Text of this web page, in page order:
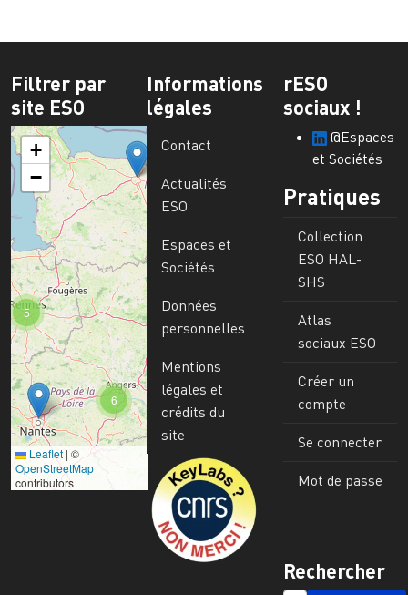
Filtrer par
site ESO
6
5
+
−
Leaflet | ©
OpenStreetMap
contributors
Informations
légales
Contact
Actualités
ESO
Espaces et
Sociétés
Données
personnelles
Mentions
légales et
crédits du
site
Image
rESO
sociaux !
@Espaces
et Sociétés
Pratiques
Collection
ESO HAL-
SHS
Atlas
sociaux ESO
Créer un
compte
Se connecter
Mot de passe
Rechercher